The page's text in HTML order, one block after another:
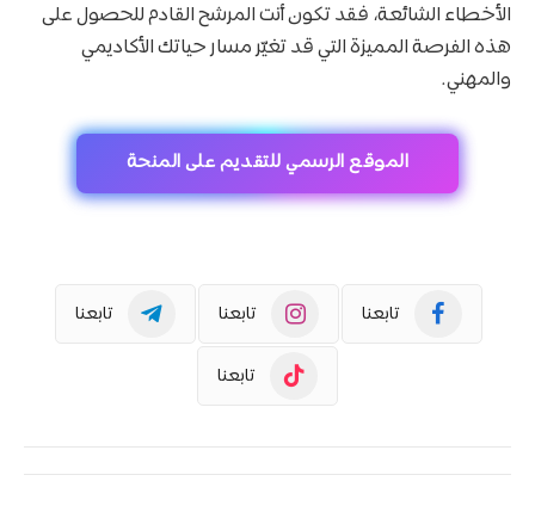
الأخطاء الشائعة، فقد تكون أنت المرشح القادم للحصول على
هذه الفرصة المميزة التي قد تغيّر مسار حياتك الأكاديمي
والمهني.
الموقع الرسمي للتقديم على المنحة
تابعنا تابعنا تابعنا
تابعنا